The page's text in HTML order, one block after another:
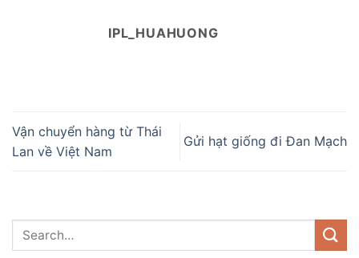
IPL_HUAHUONG
Vận chuyển hàng từ Thái
Lan về Việt Nam
Gửi hạt giống đi Đan Mạch